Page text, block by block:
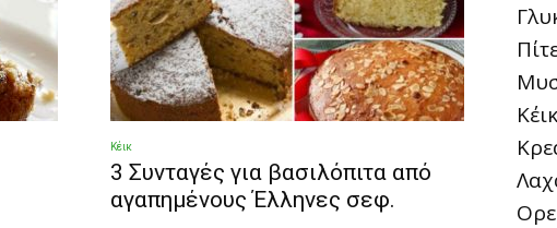
Κέικ
3 Συνταγές για βασιλόπιτα από
αγαπημένους Έλληνες σεφ.
Κέικ